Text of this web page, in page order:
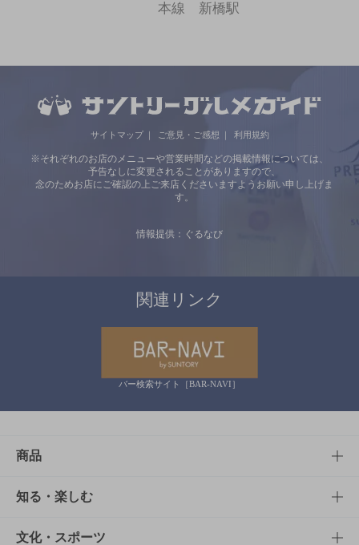
本線 新橋駅
サイトマップ ご意見・ご感想 利用規約
※それぞれのお店のメニューや営業時間などの掲載情報については、
予告なしに変更されることがありますので、
念のためお店にご確認の上ご来店くださいますようお願い申し上げま
す。
情報提供：ぐるなび
関連リンク
バー検索サイト［BAR-NAVI］
商品
商品TOP
商品一覧
知る・楽しむ
知る・楽しむTOP
文化・スポーツ